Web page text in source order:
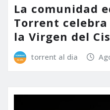
La comunidad
Torrent
la Virgen del
torrent al dia